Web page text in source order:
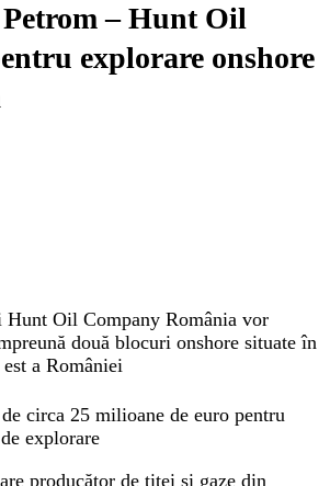
– Hunt Oil
explorare onshore
Hunt Oil Company România vor
două blocuri onshore situate în
est a României
circa 25 milioane de euro pentru
explorare
producător de ţiţei şi gaze din